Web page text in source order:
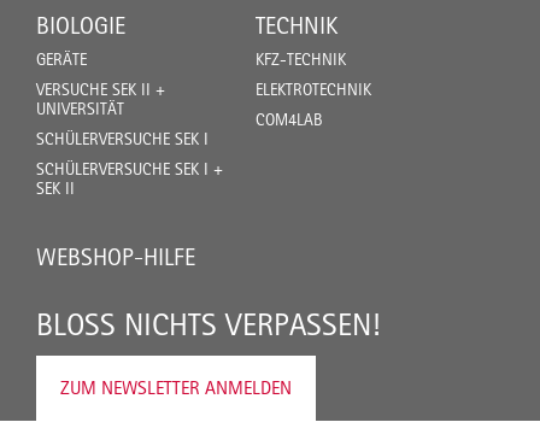
BIOLOGIE
GERÄTE
VERSUCHE SEK II +
UNIVERSITÄT
SCHÜLERVERSUCHE SEK I
SCHÜLERVERSUCHE SEK I +
SEK II
TECHNIK
KFZ-TECHNIK
ELEKTROTECHNIK
COM4LAB
WEBSHOP-HILFE
BLOSS NICHTS VERPASSEN!
ZUM NEWSLETTER ANMELDEN